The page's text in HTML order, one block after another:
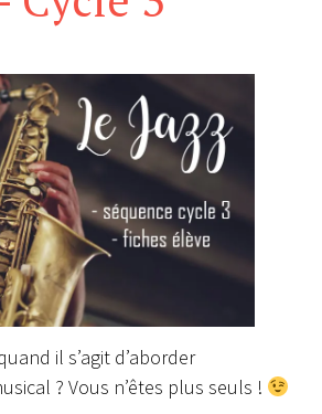
il s’agit d’aborder
? Vous n’êtes plus seuls !